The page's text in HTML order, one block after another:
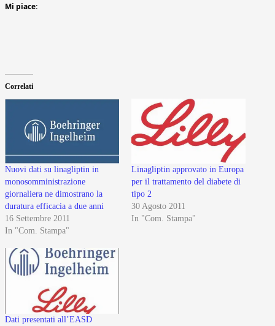
Mi piace:
Correlati
Nuovi dati su linagliptin in
monosomministrazione
giornaliera ne dimostrano la
duratura efficacia a due anni
16 Settembre 2011
In "Com. Stampa"
Linagliptin approvato in Europa
per il trattamento del diabete di
tipo 2
30 Agosto 2011
In "Com. Stampa"
Dati presentati all’EASD